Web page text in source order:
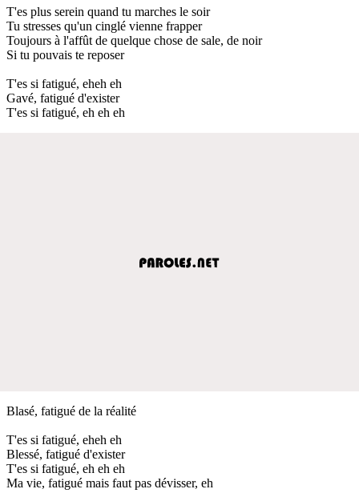
T'es plus serein quand tu marches le soir
Tu stresses qu'un cinglé vienne frapper
Toujours à l'affût de quelque chose de sale, de noir
Si tu pouvais te reposer
T'es si fatigué, eheh eh
Gavé, fatigué d'exister
T'es si fatigué, eh eh eh
Blasé, fatigué de la réalité
T'es si fatigué, eheh eh
Blessé, fatigué d'exister
T'es si fatigué, eh eh eh
Ma vie, fatigué mais faut pas dévisser, eh